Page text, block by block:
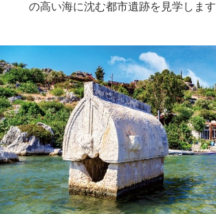
の高い海に沈む都市遺跡を見学します